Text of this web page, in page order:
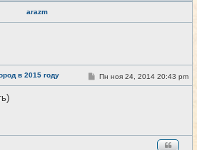
arazm
в 2015 году #20
С
о
и
Пн ноя 24, 2014 20:43 pm